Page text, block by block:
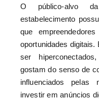
O público-alvo
estabelecimento
que
oportunidades
ser
gostam do senso de
influenciados pelas
investir em anúncios